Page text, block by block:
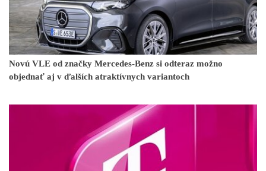
Novú VLE od značky Mercedes-Benz si odteraz možno
objednať aj v ďalších atraktívnych variantoch